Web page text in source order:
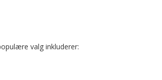
valg inkluderer: